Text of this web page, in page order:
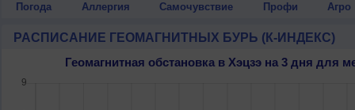
Погода Аллергия Самочувствие Профи Агро
РАСПИСАНИЕ ГЕОМАГНИТНЫХ БУРЬ (К-ИНДЕКС)
Геомагнитная обстановка в Хэцзэ на 3 дня для